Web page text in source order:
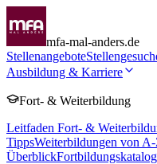
mfa-mal-anders.de
Stellenangebote
Ausbildung & Karriere
Fort- & Weiterbildung
Leitfaden Fort- &
TippsWeiterbildungen von
ÜberblickFortbildungskatalog